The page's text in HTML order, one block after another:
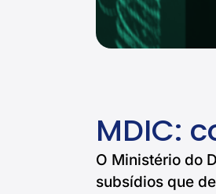
MDIC:
O Ministério do
subsídios que